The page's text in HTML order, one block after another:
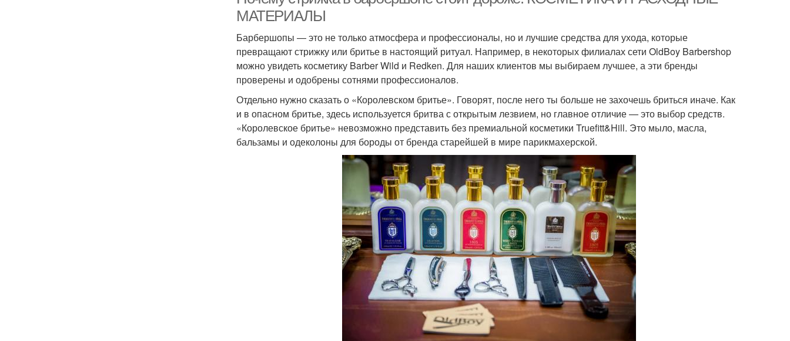
МАТЕРИАЛЫ
Барбершопы — это не только атмосфера и профессионалы, но и лучшие средства для ухода, которые
превращают стрижку или бритье в настоящий ритуал. Например, в некоторых филиалах сети OldBoy Barbershop
можно увидеть косметику Barber Wild и Redken. Для наших клиентов мы выбираем лучшее, а эти бренды
проверены и одобрены сотнями профессионалов.
Отдельно нужно сказать о «Королевском бритье». Говорят, после него ты больше не захочешь бриться иначе. Как
и в опасном бритье, здесь используется бритва с открытым лезвием, но главное отличие — это выбор средств.
«Королевское бритье» невозможно представить без премиальной косметики Truefitt&Hill. Это мыло, масла,
бальзамы и одеколоны для бороды от бренда старейшей в мире парикмахерской.